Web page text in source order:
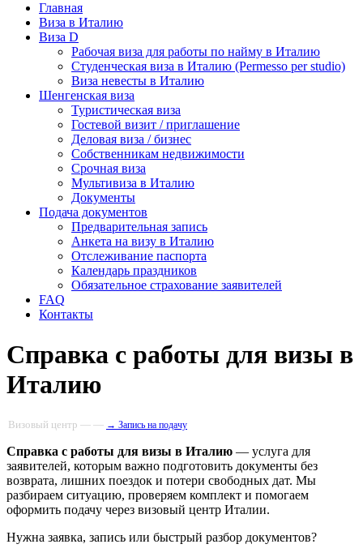
Главная
Виза в Италию
Виза D
Рабочая виза для работы по найму в Италию
Студенческая виза в Италию (Permesso per studio)
Виза невесты в Италию
Шенгенская виза
Туристическая виза
Гостевой визит / приглашение
Деловая виза / бизнес
Собственникам недвижимости
Срочная виза
Мультивиза в Италию
Документы
Подача документов
Предварительная запись
Анкета на визу в Италию
Отслеживание паспорта
Календарь праздников
Обязательное страхование заявителей
FAQ
Контакты
Справка с работы для визы в
Италию
Визовый центр — — → Запись на подачу
Справка с работы для визы в Италию — услуга для
заявителей, которым важно подготовить документы без
возврата, лишних поездок и потери свободных дат. Мы
разбираем ситуацию, проверяем комплект и помогаем
оформить подачу через визовый центр Италии.
Нужна заявка, запись или быстрый разбор документов?